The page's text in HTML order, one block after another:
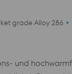
grade Alloy 286
und